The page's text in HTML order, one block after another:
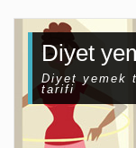
Diyet
Diyet yemek
tarifi